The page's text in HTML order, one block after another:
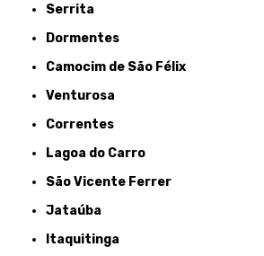
Serrita
Dormentes
Camocim de São Félix
Venturosa
Correntes
Lagoa do Carro
São Vicente Ferrer
Jataúba
Itaquitinga